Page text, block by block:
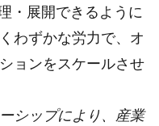
・展開できるように
わずかな労力で、オ
ョンをスケールさせ
シップにより、産業